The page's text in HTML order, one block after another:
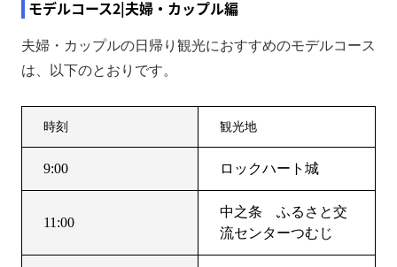
モデルコース2|夫婦・カップル編
夫婦・カップルの日帰り観光におすすめのモデルコース
は、以下のとおりです。
時刻 観光地
9:00 ロックハート城
11:00
中之条 ふるさと交
流センターつむじ